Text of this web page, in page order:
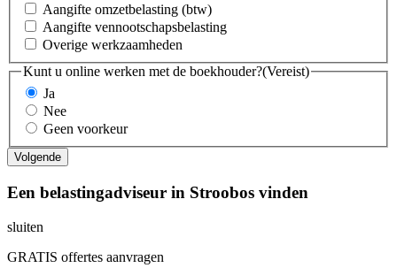
Aangifte omzetbelasting (btw)
Aangifte vennootschapsbelasting
Overige werkzaamheden
Kunt u online werken met de boekhouder?(Vereist)
Ja
Nee
Geen voorkeur
Een belastingadviseur in Stroobos vinden
sluiten
GRATIS offertes aanvragen